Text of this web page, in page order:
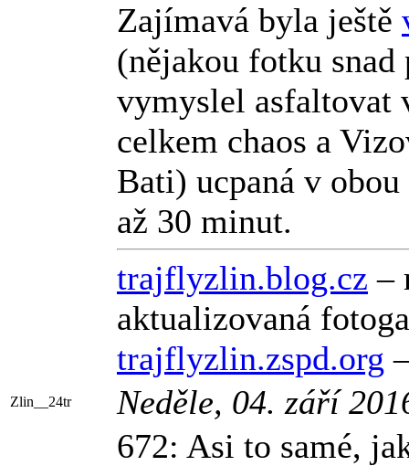
Zajímavá byla ještě
(nějakou fotku
vymyslel asfaltovat
celkem chaos a
Bati) ucpaná v
až 30 minut.
trajflyzlin.blog.cz –
aktualizovaná
trajflyzlin.zspd.org
Zlin__24tr Neděle, 04. září
672: Asi to samé,